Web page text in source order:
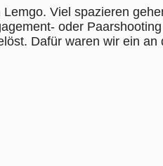
Viel spazieren
oder
Dafür waren wir ein